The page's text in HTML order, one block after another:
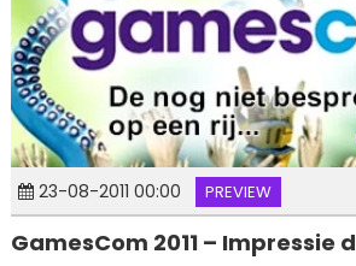
23-08-2011 00:00 PREVIEW
GamesCom 2011 – Impressie